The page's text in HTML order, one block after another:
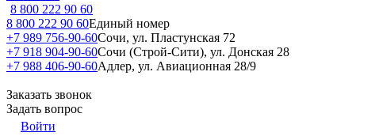
8 800 222 90 60
8 800 222 90 60Единый номер
+7 989 756-90-60Сочи, ул. Пластунская 72
+7 918 904-90-60Сочи (Строй-Сити), ул. Донская 28
+7 988 406-90-60Адлер, ул. Авиационная 28/9
Заказать звонок
Задать вопрос
Войти